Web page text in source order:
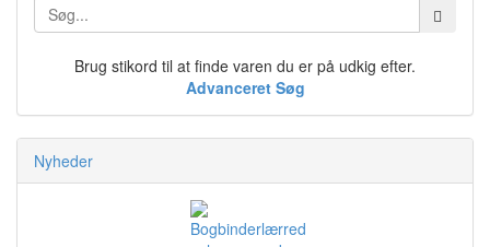
Brug stikord til at finde varen du er på udkig efter.
Advanceret Søg
Nyheder